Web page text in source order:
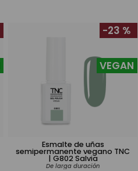
Esmalte de uñas
semipermanente vegano TNC
| G802 Salvia
De larga duración
VEGAN
-23 %